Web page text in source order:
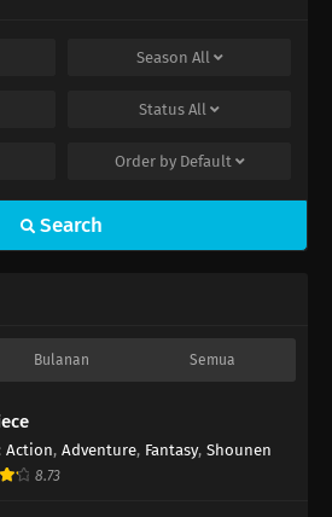
Season All
Status All
Order by Default
Search
Bulanan Semua
: Action, Adventure, Fantasy, Shounen
8.73